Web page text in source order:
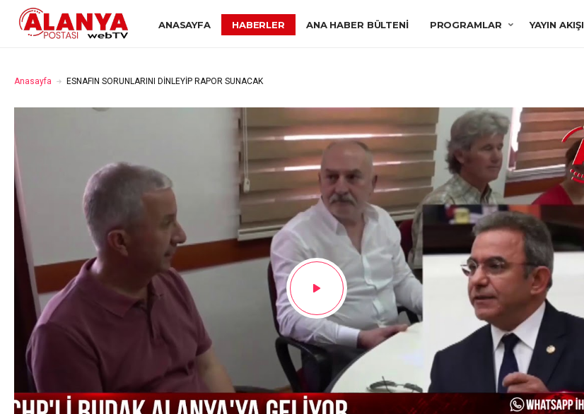
ANASAYFA HABERLER ANA HABER BÜLTENI PROGRAMLAR YAYIN AKIŞI
Anasayfa ESNAFIN SORUNLARINI DİNLEYİP RAPOR SUNACAK